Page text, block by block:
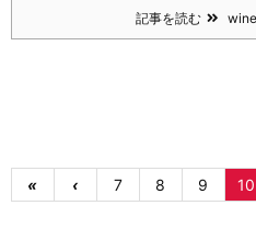
記事を読む
« ‹ 7 8 9 10